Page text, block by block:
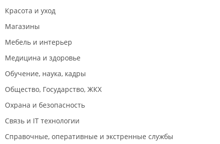
Красота и уход
Магазины
Мебель и интерьер
Медицина и здоровье
Обучение, наука, кадры
Общество, Государство, ЖКХ
Охрана и безопасность
Связь и IT технологии
Справочные, оперативные и экстренные службы